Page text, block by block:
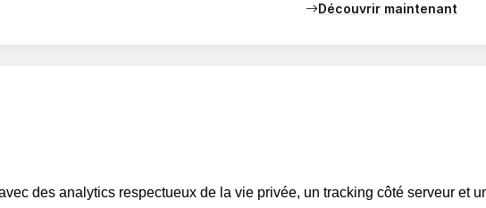
Découvrir maintenant
des analytics respectueux de la vie privée, un tracking côté serveur et